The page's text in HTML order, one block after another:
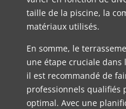
taille de la piscine, la
matériaux utilisés.
En somme, le
une étape cruciale dans
il est recommandé de
professionnels
optimal. Avec une